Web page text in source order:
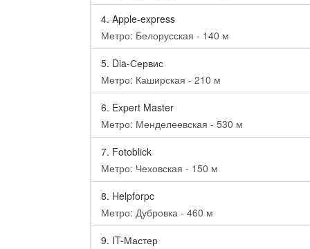
4. Apple-express
Метро: Белорусская - 140 м
5. Dia-Сервис
Метро: Каширская - 210 м
6. Expert Master
Метро: Менделеевская - 530 м
7. Fotoblick
Метро: Чеховская - 150 м
8. Helpforpc
Метро: Дубровка - 460 м
9. IT-Мастер